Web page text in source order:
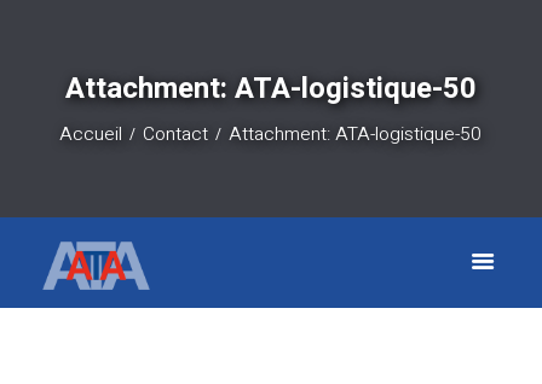
Attachment: ATA-logistique-50
Accueil Contact Attachment: ATA-logistique-50